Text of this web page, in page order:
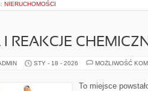
NIERUCHOMOŚCI
REAKCJE
STY - 18 - 2026 MOŻLIWOŚĆ
To miejsce